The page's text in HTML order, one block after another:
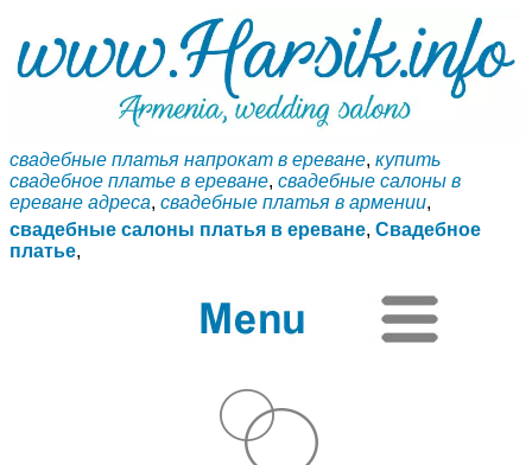
свадебные платья напрокат в ереване, купить
свадебное платье в ереване, свадебные салоны в
ереване адреса, свадебные платья в армении,
свадебные салоны платья в ереване, Свадебное
платье,